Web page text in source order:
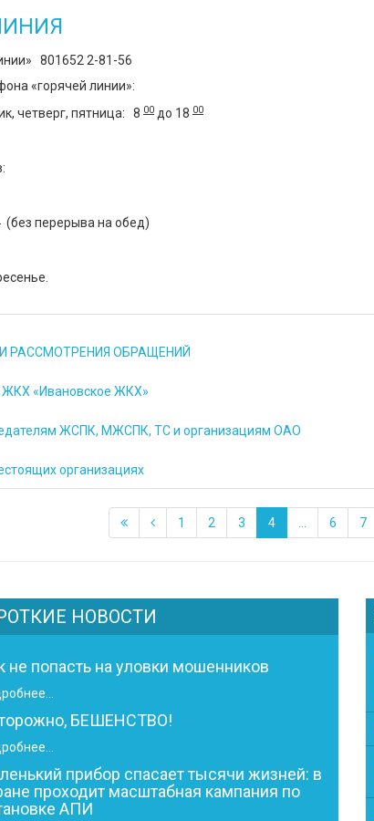
801652 2-81-56
«горячей линии»:
четверг, пятница:
8 00 до 18 00
(без перерыва на обед)
РАССМОТРЕНИЯ ОБРАЩЕНИЙ
«Ивановское ЖКХ»
ЖСПК, МЖСПК, ТС и организациям ОАО
организациях
1 2 3 4 6 7
НОВОСТИ
не попасть на уловки мошенников
БЕШЕНСТВО!
прибор спасает тысячи жизней: в
проходит масштабная кампания по
АПИ